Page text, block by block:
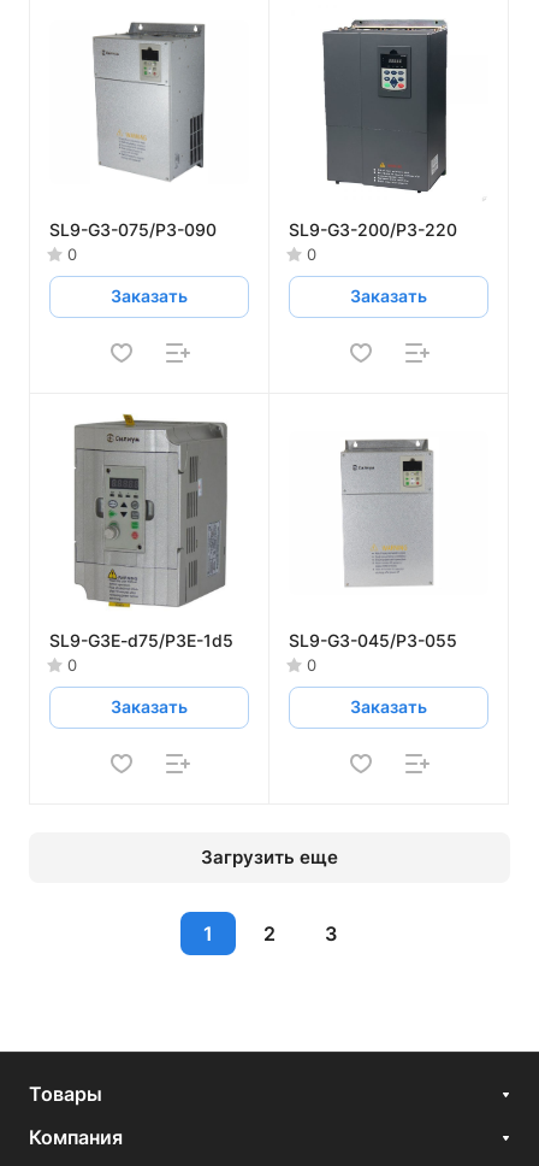
SL9-G3-075/P3-090
0
Заказать
SL9-G3-200/P3-220
0
Заказать
SL9-G3E-d75/P3E-1d5
0
Заказать
SL9-G3-045/P3-055
0
Заказать
Загрузить еще
1 2 3
Товары
Компания